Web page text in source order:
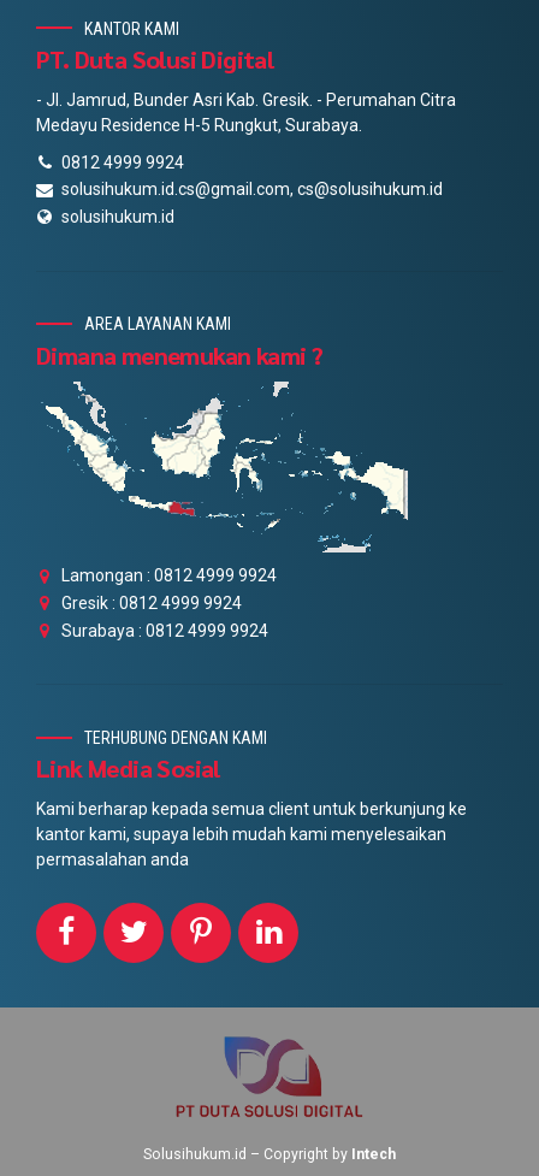
KANTOR KAMI
PT. Duta Solusi Digital
- Jl. Jamrud, Bunder Asri Kab. Gresik. - Perumahan Citra
Medayu Residence H-5 Rungkut, Surabaya.
0812 4999 9924
solusihukum.id.cs@gmail.com, cs@solusihukum.id
solusihukum.id
AREA LAYANAN KAMI
Dimana menemukan kami ?
Lamongan : 0812 4999 9924
Gresik : 0812 4999 9924
Surabaya : 0812 4999 9924
TERHUBUNG DENGAN KAMI
Link Media Sosial
Kami berharap kepada semua client untuk berkunjung ke
kantor kami, supaya lebih mudah kami menyelesaikan
permasalahan anda
Solusihukum.id – Copyright by Intech